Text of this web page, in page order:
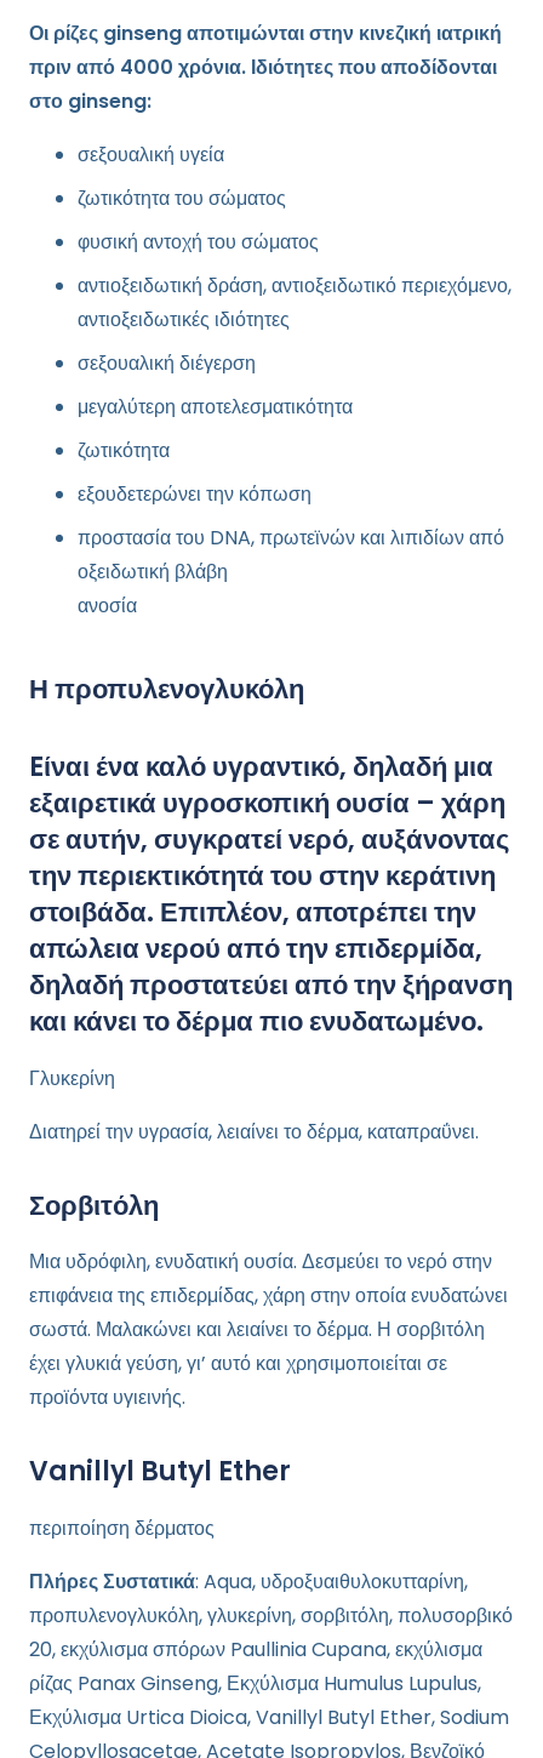
Οι ρίζες ginseng αποτιμώνται στην κινεζική ιατρική
πριν από 4000 χρόνια. Ιδιότητες που αποδίδονται
στο ginseng:
σεξουαλική υγεία
ζωτικότητα του σώματος
φυσική αντοχή του σώματος
αντιοξειδωτική δράση, αντιοξειδωτικό περιεχόμενο,
αντιοξειδωτικές ιδιότητες
σεξουαλική διέγερση
μεγαλύτερη αποτελεσματικότητα
ζωτικότητα
εξουδετερώνει την κόπωση
προστασία του DNA, πρωτεϊνών και λιπιδίων από
οξειδωτική βλάβη
ανοσία
Η προπυλενογλυκόλη
Eίναι ένα καλό υγραντικό, δηλαδή μια
εξαιρετικά υγροσκοπική ουσία – χάρη
σε αυτήν, συγκρατεί νερό, αυξάνοντας
την περιεκτικότητά του στην κεράτινη
στοιβάδα. Επιπλέον, αποτρέπει την
απώλεια νερού από την επιδερμίδα,
δηλαδή προστατεύει από την ξήρανση
και κάνει το δέρμα πιο ενυδατωμένο.
Γλυκερίνη
Διατηρεί την υγρασία, λειαίνει το δέρμα, καταπραΰνει.
Σορβιτόλη
Μια υδρόφιλη, ενυδατική ουσία. Δεσμεύει το νερό στην
επιφάνεια της επιδερμίδας, χάρη στην οποία ενυδατώνει
σωστά. Μαλακώνει και λειαίνει το δέρμα. Η σορβιτόλη
έχει γλυκιά γεύση, γι’ αυτό και χρησιμοποιείται σε
προϊόντα υγιεινής.
Vanillyl Butyl Ether
περιποίηση δέρματος
Πλήρες Συστατικά: Aqua, υδροξυαιθυλοκυτταρίνη,
προπυλενογλυκόλη, γλυκερίνη, σορβιτόλη, πολυσορβικό
20, εκχύλισμα σπόρων Paullinia Cupana, εκχύλισμα
ρίζας Panax Ginseng, Εκχύλισμα Humulus Lupulus,
Εκχύλισμα Urtica Dioica, Vanillyl Butyl Ether, Sodium
Celopyllosacetae, Acetate Isopropylos, Βενζοϊκό